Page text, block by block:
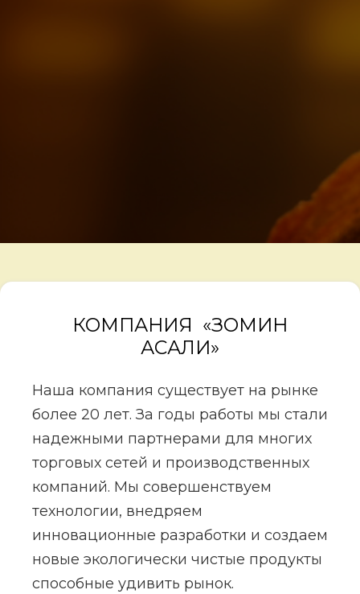
КОМПАНИЯ «ЗОМИН
АСАЛИ»
Наша компания существует на рынке
более 20 лет. За годы работы мы стали
надежными партнерами для многих
торговых сетей и производственных
компаний. Mы совершенствуем
технологии, внедряем
инновационные разработки и создаем
новые экологически чистые продукты
способные удивить рынок.